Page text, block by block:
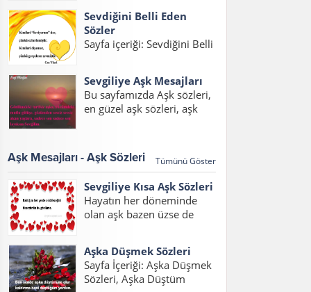
sevgi statusları...
Mesajlar, Duygusal Sevgi
Dolu Mesajlar, Sevgi Dolu
Mesajlar Uzun, Sevgiliye
Sevgi...
Sevdiğini Belli Eden
Sözler
Sayfa içeriği: Sevdiğini Belli
Olduğunu İfade Eden
Sözler, Sevgiyi Belli Etme
Sözleri, Hoşlandığını Belli
sevdiğini belli...
Sevgiliye Aşk Mesajları
Bu sayfamızda Aşk sözleri,
en güzel aşk sözleri, aşk
2017, sözleri kısa konulu
bir yazı hazırladık. Her
sözleri ve aşk...
Aşk Mesajları - Aşk Sözleri Tümünü Göster
Sevgiliye Kısa Aşk Sözleri
Hayatın her döneminde
olan aşk bazen üzse de
sözleri duygusal, sevgilim
için aşk sözleri ve sevgiliye
kısa aşk sözleri resimli
Aşka Düşmek Sözleri
Sayfa İçeriği: Aşka Düşmek
Sözleri, Aşka Düştüm